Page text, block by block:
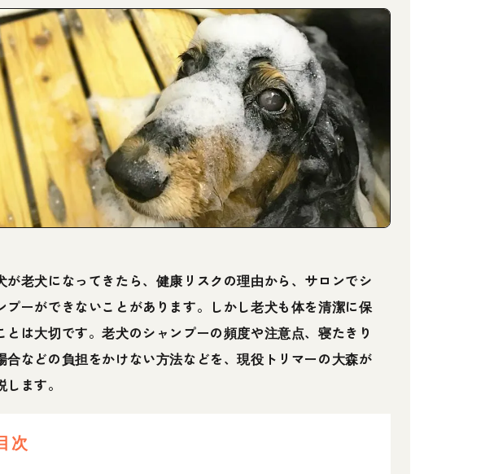
が老犬になってきたら、健康リスクの理由から、サロンでシ
プーができないことがあります。しかし老犬も体を清潔に保
とは大切です。老犬のシャンプーの頻度や注意点、寝たきり
合などの負担をかけない方法などを、現役トリマーの大森が
します。
次